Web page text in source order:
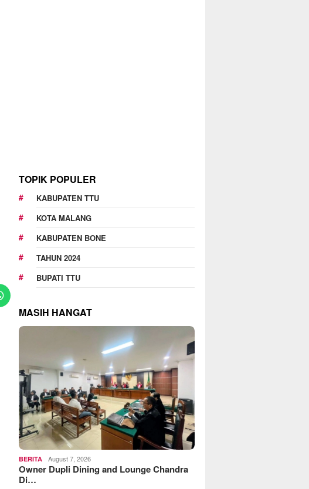
TOPIK POPULER
KABUPATEN TTU
KOTA MALANG
KABUPATEN BONE
TAHUN 2024
BUPATI TTU
MASIH HANGAT
BERITA August 7, 2026
Owner Dupli Dining and Lounge Chandra
Di…